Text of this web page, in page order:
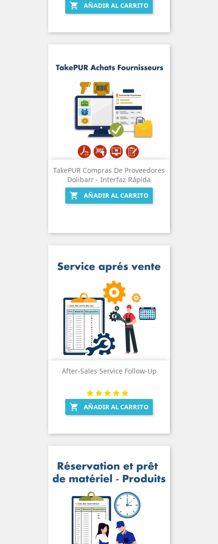
 AÑADIR AL CARRITO
TakePUR Compras De Proveedores
Dolibarr - Interfaz Rápida

AÑADIR AL CARRITO
After-Sales Service Follow-Up
 AÑADIR AL CARRITO